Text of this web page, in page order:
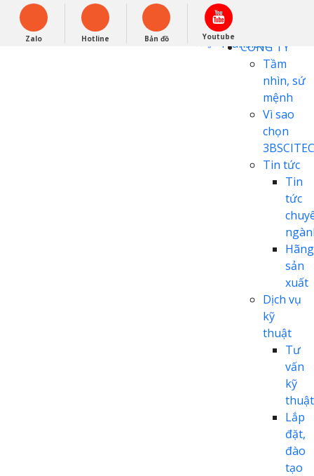
Powered by
Translate
English
0948279988
CÔNG TY
Tầm
nhìn, sứ
mệnh
Vì sao
chọn
Tin tức
Tin
tức
Hãng
sản
xuất
Dịch vụ
kỹ
thuật
Tư
vấn
kỹ
thuật
Lắp
đặt,
đào
tạo
Zalo Hotline Bản đồ Youtube